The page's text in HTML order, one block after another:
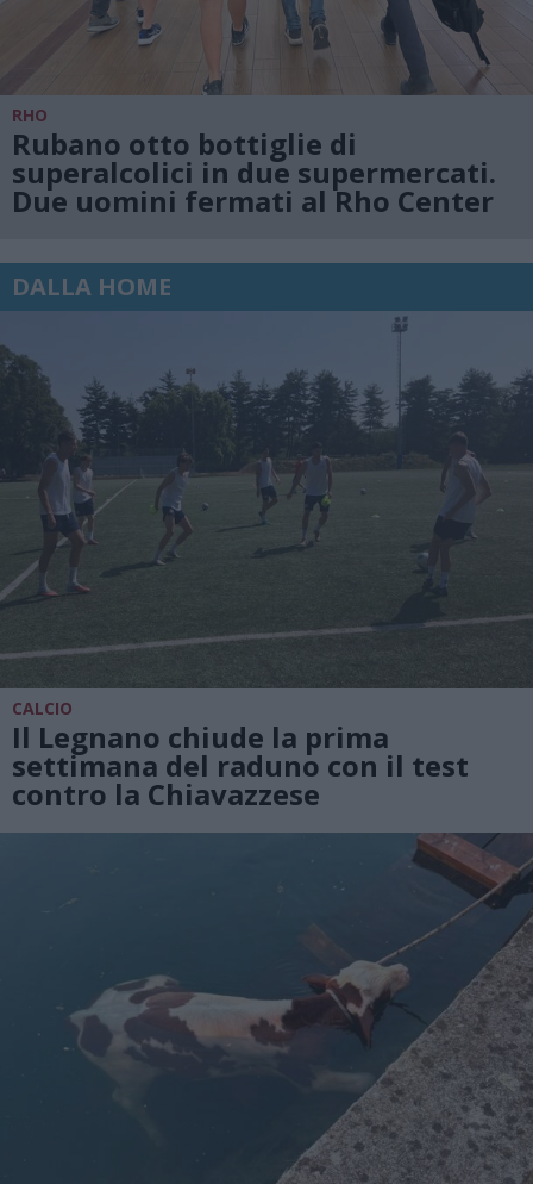
RHO
Rubano otto bottiglie di
superalcolici in due supermercati.
Due uomini fermati al Rho Center
DALLA HOME
CALCIO
Il Legnano chiude la prima
settimana del raduno con il test
contro la Chiavazzese